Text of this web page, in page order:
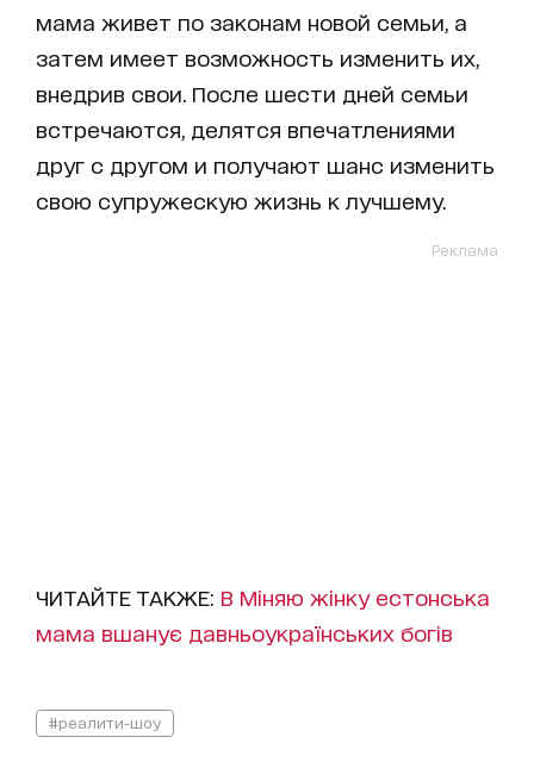
мама живет по законам новой семьи, а
затем имеет возможность изменить их,
внедрив свои. После шести дней семьи
встречаются, делятся впечатлениями
друг с другом и получают шанс изменить
свою супружескую жизнь к лучшему.
Реклама
ЧИТАЙТЕ ТАКЖЕ: В Міняю жінку естонська
мама вшанує давньоукраїнських богів
#реалити-шоу